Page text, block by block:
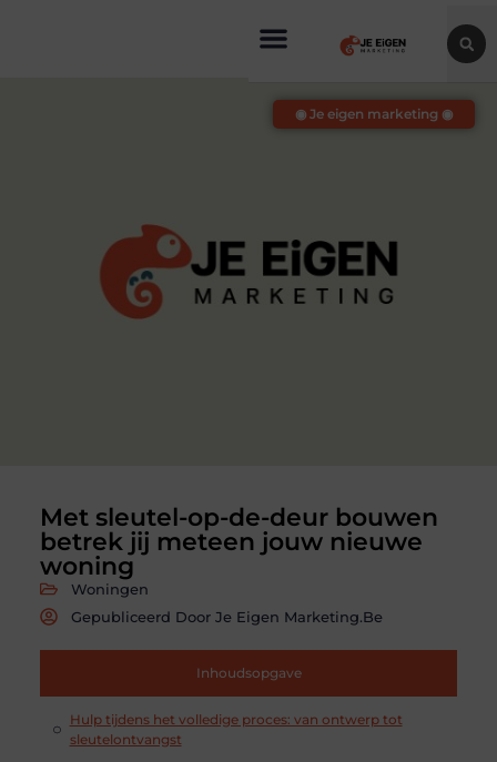
Met sleutel-op-de-deur bouwen
betrek jij meteen jouw nieuwe
woning
Woningen
Gepubliceerd Door Je Eigen Marketing.be
Inhoudsopgave
Hulp tijdens het volledige proces: van ontwerp tot
sleutelontvangst
◉ Je eigen marketing ◉